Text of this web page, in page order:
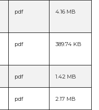
pdf 4.16 MB
pdf 389.74 KB
pdf 1.42 MB
pdf 2.17 MB